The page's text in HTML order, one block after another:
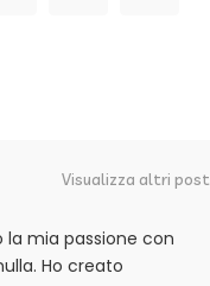
Visualizza altri post
mia passione con
Ho creato